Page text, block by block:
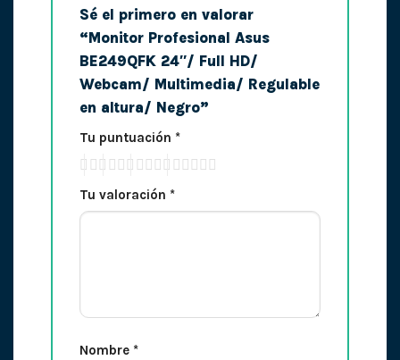
Sé el primero en valorar
“Monitor Profesional Asus
BE249QFK 24″/ Full HD/
Webcam/ Multimedia/ Regulable
en altura/ Negro”
Tu puntuación *
Tu valoración *
Nombre *